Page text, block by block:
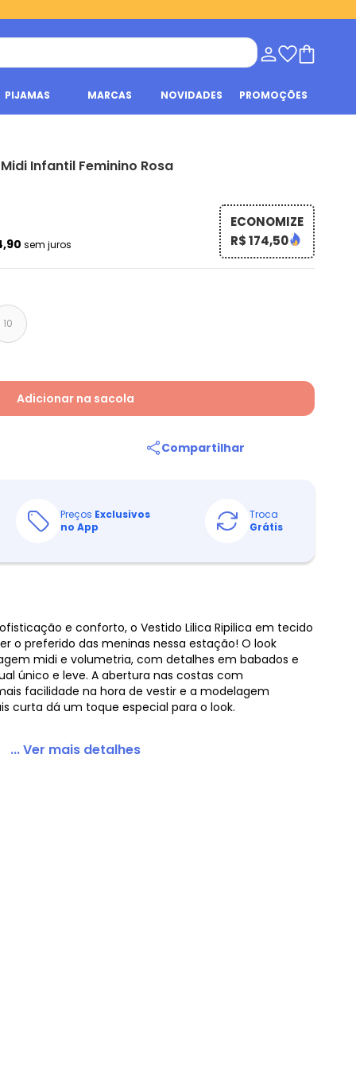
PIJAMAS MARCAS NOVIDADES PROMOÇÕES
Rosa
Infantil Feminino Rosa
sem juros
ECONOMIZE
R$ 174,50
10
Adicionar na sacola
Compartilhar
Preços Exclusivos
no App
Troca
Grátis
e conforto, o Vestido Lilica Ripilica em tecido
o preferido das meninas nessa estação! O look
midi e volumetria, com detalhes em babados e
único e leve. A abertura nas costas com
facilidade na hora de vestir e a modelagem
curta dá um toque especial para o look.
... Ver mais detalhes